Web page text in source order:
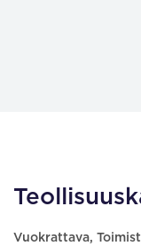
Vuokrattava,